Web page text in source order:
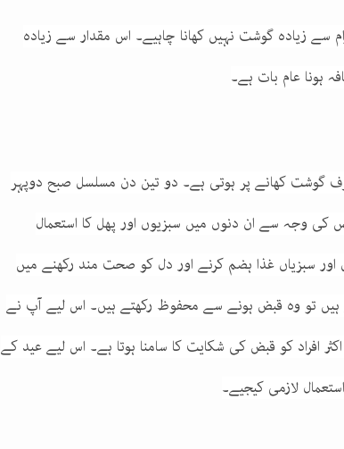
معدہ کے ماہرین کا کہنا ہے کہ ایک دن میں 70 گرام سے زیادہ گوشت نہیں کھانا چاہیے۔ اس مقدار سے زیادہ
ہونا عام بات ہے۔
گوشت کھانے پر ہوتی ہے۔ دو تین دن مسلسل صبح دوپہر
وجہ سے ان دنوں میں سبزیوں اور پھل کا استعمال
اور سبزیاں غذا ہضم کرنے اور دل کو صحت مند رکھنے میں
ہیں تو وہ قبض ہونے سے محفوظ رکھتے ہیں۔ اس لیے آپ نے
افراد کو قبض کی شکایت کا سامنا ہوتا ہے۔ اس لیے عید کے
لازمی کیجیے۔